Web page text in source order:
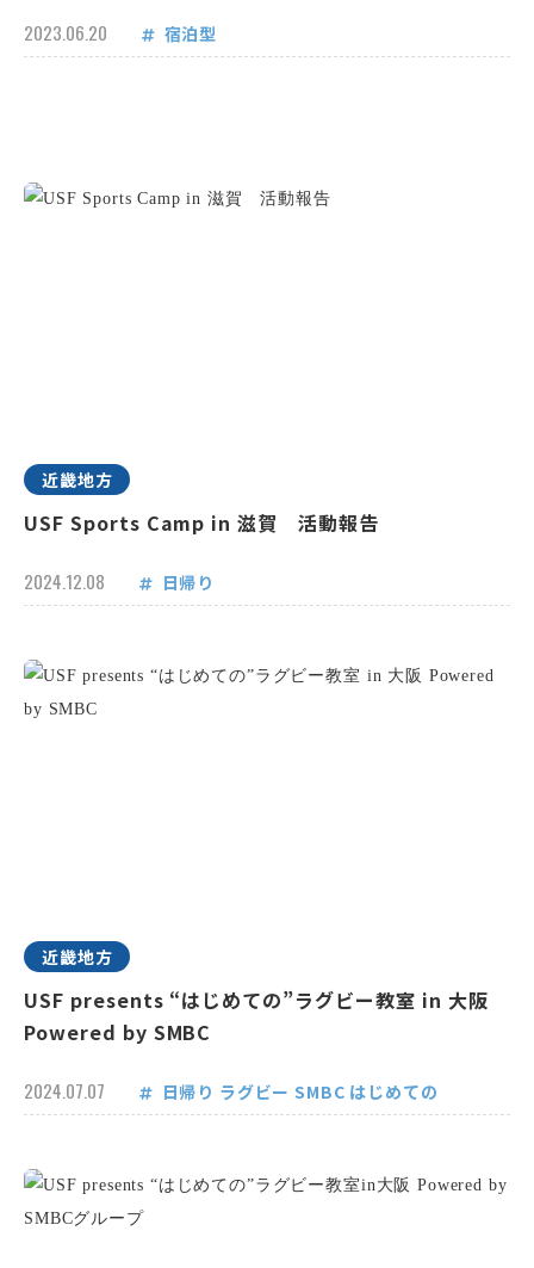
2023.06.20 宿泊型
近畿地方
USF Sports Camp in 滋賀 活動報告
2024.12.08 日帰り
近畿地方
USF presents “はじめての”ラグビー教室 in 大阪
Powered by SMBC
2024.07.07 日帰り ラグビー SMBC はじめての